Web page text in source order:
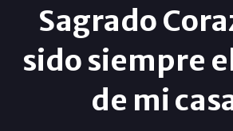
Sagrado
sido siempre
de mi